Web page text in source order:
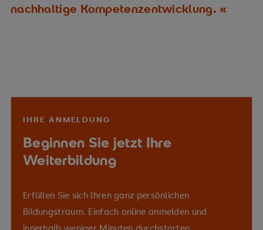
nachhaltige Kompetenzentwicklung.
IHRE ANMELDUNG
Beginnen Sie jetzt Ihre
Weiterbildung
Erfüllen Sie sich Ihren ganz persönlichen
Bildungstraum. Einfach online anmelden und